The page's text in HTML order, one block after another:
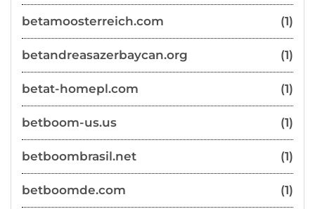
betamoosterreich.com (1)
betandreasazerbaycan.org (1)
betat-homepl.com (1)
betboom-us.us (1)
betboombrasil.net (1)
betboomde.com (1)